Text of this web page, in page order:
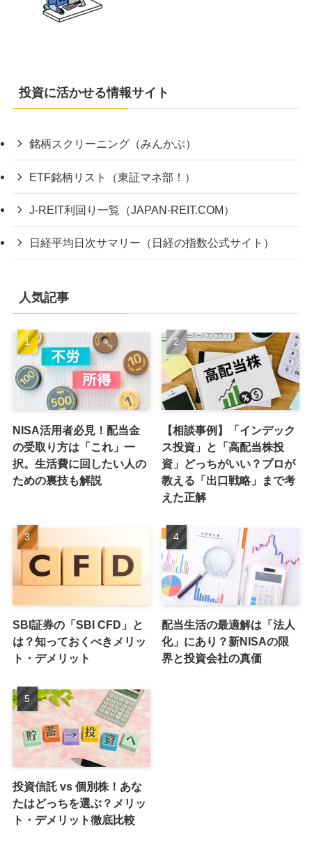
投資に活かせる情報サイト
銘柄スクリーニング（みんかぶ）
ETF銘柄リスト（東証マネ部！）
J-REIT利回り一覧（JAPAN-REIT.COM）
日経平均日次サマリー（日経の指数公式サイト）
人気記事
NISA活用者必見！配当金
の受取り方は「これ」一
択。生活費に回したい人の
ための裏技も解説
【相談事例】「インデック
ス投資」と「高配当株投
資」どっちがいい？プロが
教える「出口戦略」まで考
えた正解
SBI証券の「SBI CFD」と
は？知っておくべきメリッ
ト・デメリット
配当生活の最適解は「法人
化」にあり？新NISAの限
界と投資会社の真価
投資信託 vs 個別株！あな
たはどっちを選ぶ？メリッ
ト・デメリット徹底比較